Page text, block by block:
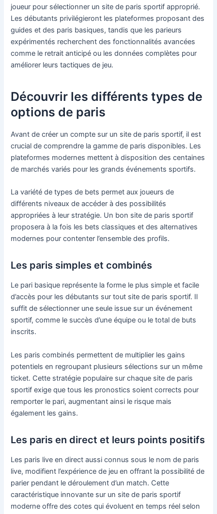
joueur pour sélectionner un site de paris sportif approprié.
Les débutants privilégieront les plateformes proposant des
guides et des paris basiques, tandis que les parieurs
expérimentés recherchent des fonctionnalités avancées
comme le retrait anticipé ou les données complètes pour
améliorer leurs tactiques de jeu.
Découvrir les différents types de
options de paris
Avant de créer un compte sur un site de paris sportif, il est
crucial de comprendre la gamme de paris disponibles. Les
plateformes modernes mettent à disposition des centaines
de marchés variés pour les grands événements sportifs.
La variété de types de bets permet aux joueurs de
différents niveaux de accéder à des possibilités
appropriées à leur stratégie. Un bon site de paris sportif
proposera à la fois les bets classiques et des alternatives
modernes pour contenter l’ensemble des profils.
Les paris simples et combinés
Le pari basique représente la forme le plus simple et facile
d’accès pour les débutants sur tout site de paris sportif. Il
suffit de sélectionner une seule issue sur un événement
sportif, comme le succès d’une équipe ou le total de buts
inscrits.
Les paris combinés permettent de multiplier les gains
potentiels en regroupant plusieurs sélections sur un même
ticket. Cette stratégie populaire sur chaque site de paris
sportif exige que tous les pronostics soient corrects pour
remporter le pari, augmentant ainsi le risque mais
également les gains.
Les paris en direct et leurs points positifs
Les paris live en direct aussi connus sous le nom de paris
live, modifient l’expérience de jeu en offrant la possibilité de
parier pendant le déroulement d’un match. Cette
caractéristique innovante sur un site de paris sportif
moderne offre des cotes qui évoluent en temps réel selon